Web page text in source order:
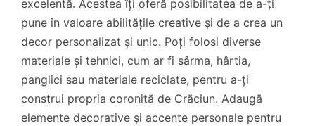
excelentă. Acestea îți oferă posibilitatea de a-ți
pune în valoare abilitățile creative și de a crea un
decor personalizat și unic. Poți folosi diverse
materiale și tehnici, cum ar fi sârma, hârtia,
panglici sau materiale reciclate, pentru a-ți
construi propria coronită de Crăciun. Adaugă
elemente decorative și accente personale pentru